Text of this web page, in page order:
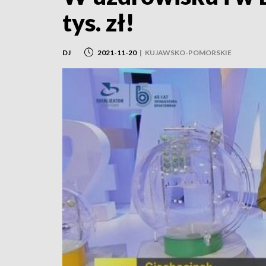
tys. zł!
DJ 2021-11-20 | KUJAWSKO-POMORSKIE